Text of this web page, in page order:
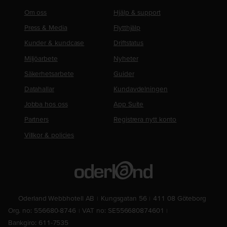
Om oss
Press & Media
Kunder & kundcase
Miljöarbete
Säkerhetsarbete
Datahallar
Jobba hos oss
Partners
Villkor & policies
Hjälp & support
Flytthjälp
Driftstatus
Nyheter
Guider
Kundavdelningen
App Suite
Registrera nytt konto
Oderland Webbhotell AB Kungsgatan 56
411 08 Göteborg
Org. no: 556680-8746
VAT no: SE556680874601
Bankgiro: 611-7535